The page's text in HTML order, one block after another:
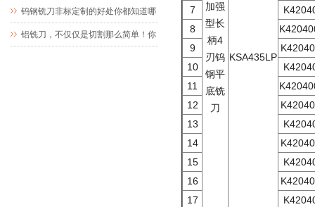
钨钢铣刀非标定制的好处你都知道哪
些？
铝铣刀，不仅仅是切割那么简单！你
加强
型长
柄4
刃钨
钢平
底铣
刀
KSA435LP
7
8
9
10
11
12
13
14
15
16
17